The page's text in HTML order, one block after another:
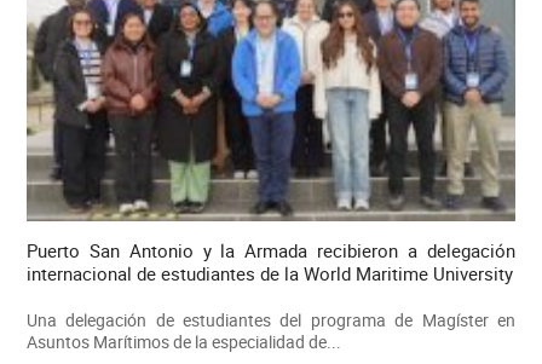
Puerto San Antonio y la Armada recibieron a delegación
internacional de estudiantes de la World Maritime University
Una delegación de estudiantes del programa de Magíster en
Asuntos Marítimos de la especialidad de...